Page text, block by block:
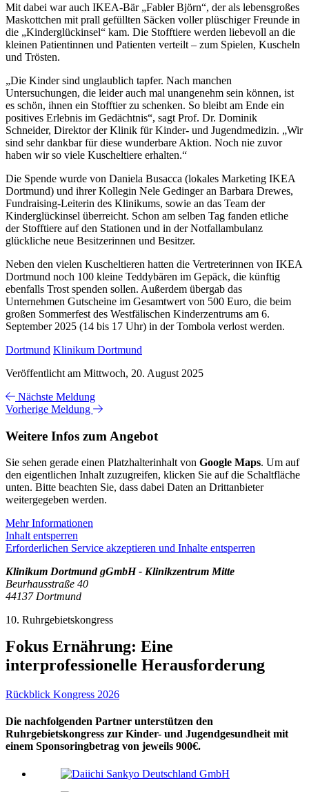
Mit dabei war auch IKEA-Bär „Fabler Björn“, der als lebensgroßes
Maskottchen mit prall gefüllten Säcken voller plüschiger Freunde in
die „Kinderglückinsel“ kam. Die Stofftiere werden liebevoll an die
kleinen Patientinnen und Patienten verteilt – zum Spielen, Kuscheln
und Trösten.
„Die Kinder sind unglaublich tapfer. Nach manchen
Untersuchungen, die leider auch mal unangenehm sein können, ist
es schön, ihnen ein Stofftier zu schenken. So bleibt am Ende ein
positives Erlebnis im Gedächtnis“, sagt Prof. Dr. Dominik
Schneider, Direktor der Klinik für Kinder- und Jugendmedizin. „Wir
sind sehr dankbar für diese wunderbare Aktion. Noch nie zuvor
haben wir so viele Kuscheltiere erhalten.“
Die Spende wurde von Daniela Busacca (lokales Marketing IKEA
Dortmund) und ihrer Kollegin Nele Gedinger an Barbara Drewes,
Fundraising-Leiterin des Klinikums, sowie an das Team der
Kinderglückinsel überreicht. Schon am selben Tag fanden etliche
der Stofftiere auf den Stationen und in der Notfallambulanz
glückliche neue Besitzerinnen und Besitzer.
Neben den vielen Kuscheltieren hatten die Vertreterinnen von IKEA
Dortmund noch 100 kleine Teddybären im Gepäck, die künftig
ebenfalls Trost spenden sollen. Außerdem übergab das
Unternehmen Gutscheine im Gesamtwert von 500 Euro, die beim
großen Sommerfest des Westfälischen Kinderzentrums am 6.
September 2025 (14 bis 17 Uhr) in der Tombola verlost werden.
Dortmund Klinikum Dortmund
Veröffentlicht am Mittwoch, 20. August 2025
Nächste Meldung
Vorherige Meldung
Weitere Infos zum Angebot
Sie sehen gerade einen Platzhalterinhalt von Google Maps. Um auf
den eigentlichen Inhalt zuzugreifen, klicken Sie auf die Schaltfläche
unten. Bitte beachten Sie, dass dabei Daten an Drittanbieter
weitergegeben werden.
Mehr Informationen
Inhalt entsperren
Erforderlichen Service akzeptieren und Inhalte entsperren
Klinikum Dortmund gGmbH - Klinikzentrum Mitte
Beurhausstraße 40
44137 Dortmund
10. Ruhrgebietskongress
Fokus Ernährung: Eine
interprofessionelle Herausforderung
Rückblick Kongress 2026
Die nachfolgenden Partner unterstützen den
Ruhrgebietskongress zur Kinder- und Jugendgesundheit mit
einem Sponsoringbetrag von jeweils 900€.